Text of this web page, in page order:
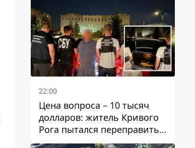
22:00
Цена вопроса – 10 тысяч
долларов: житель Кривого
Рога пытался переправить
мужчину в Словакию